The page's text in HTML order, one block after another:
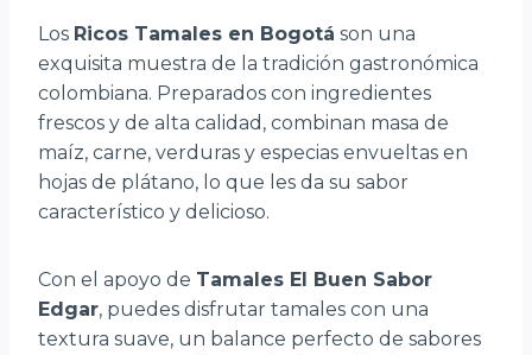
Los Ricos Tamales en Bogotá son una
exquisita muestra de la tradición gastronómica
colombiana. Preparados con ingredientes
frescos y de alta calidad, combinan masa de
maíz, carne, verduras y especias envueltas en
hojas de plátano, lo que les da su sabor
característico y delicioso.
Con el apoyo de Tamales El Buen Sabor
Edgar, puedes disfrutar tamales con una
textura suave, un balance perfecto de sabores